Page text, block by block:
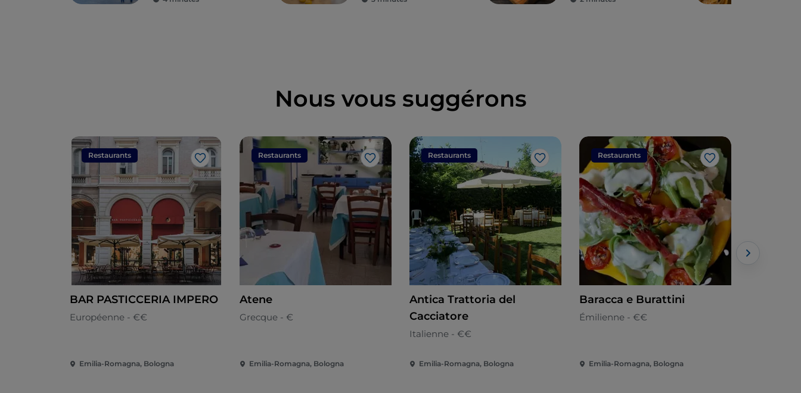
Nous vous suggérons
Restaurants
J’aime
BAR PASTICCERIA IMPERO
Européenne - €€
Emilia-Romagna, Bologna
Restaurants
J’aime
Atene
Grecque - €
Emilia-Romagna, Bologna
Restaurants
J’aime
Antica Trattoria del
Cacciatore
Italienne - €€
Emilia-Romagna, Bologna
Restaurants
J’aime
Baracca e Burattini
Émilienne - €€
Emilia-Romagna, Bologna